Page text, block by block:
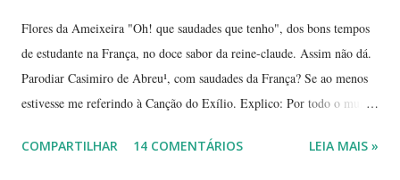
Flores da Ameixeira "Oh! que saudades que tenho", dos bons tempos
de estudante na França, no doce sabor da reine-claude. Assim não dá.
Parodiar Casimiro de Abreu¹, com saudades da França? Se ao menos
estivesse me referindo à Canção do Exílio. Explico: Por todo o mundo
precisos, mas é por aí. Na Europa existe uma grande quantidade delas,
COMPARTILHAR 14 COMENTÁRIOS LEIA MAIS »